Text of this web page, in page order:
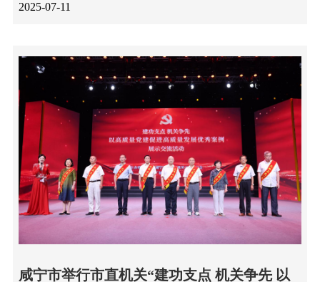
2025-07-11
咸宁市举行市直机关“建功支点 机关争先 以